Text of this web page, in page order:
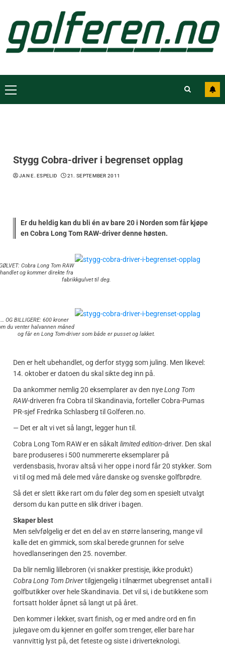
Stygg Cobra-driver i begrenset opplag
JAN E. ESPELID 21. SEPTEMBER 2011
Er du heldig kan du bli én av bare 20 i Norden som får kjøpe
en Cobra Long Tom RAW-driver denne høsten.
Cobra Long Tom RAW
og kommer direkte fra
fabrikkgulvet til deg.
OG BILLIGERE: 600 kroner
du venter halvannen måned
og får en Long Tom-driver som både er pusset og lakket.
Den er helt ubehandlet, og derfor stygg som juling. Men likevel:
14. oktober er datoen du skal sikte deg inn på.
Da ankommer nemlig 20 eksemplarer av den nyeLong Tom
RAW-driveren fra Cobra til Skandinavia, forteller Cobra-Pumas
PR-sjef Fredrika Schlasberg til Golferen.no.
— Det er alt vi vet så langt, legger hun til.
Cobra Long Tom RAW er en såkalt limited edition-driver. Den skal
bare produseres i 500 nummererte eksemplarer på
verdensbasis, hvorav altså vi her oppe i nord får 20 stykker. Som
vi til og med må dele med våre danske og svenske golfbrødre.
Så det er slett ikke rart om du føler deg som en spesielt utvalgt
dersom du kan putte en slik driver i bagen.
Skaper blest
Men selvfølgelig er det en del av en større lansering, mange vil
kalle det en gimmick, som skal berede grunnen for selve
hovedlanseringen den 25. november.
Da blir nemlig lillebroren (vi snakker prestisje, ikke produkt)
Cobra Long Tom Drivertilgjengelig i tilnærmet ubegrenset antall i
golfbutikker over hele Skandinavia. Det vil si, i de butikkene som
fortsatt holder åpnet så langt ut på året.
Den kommer i lekker, svart finish, og er med andre ord en fin
julegave om du kjenner en golfer som trenger, eller bare har
vannvittig lyst på, det feteste og siste i driverteknologi.